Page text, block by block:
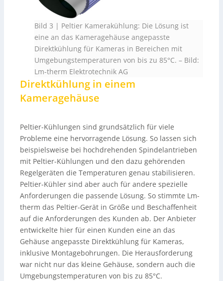
Bild 3 | Peltier Kamerakühlung: Die Lösung ist
eine an das Kameragehäuse angepasste
Direktkühlung für Kameras in Bereichen mit
Umgebungstemperaturen von bis zu 85°C. – Bild:
Lm-therm Elektrotechnik AG
Direktkühlung in einem
Kameragehäuse
Peltier-Kühlungen sind grundsätzlich für viele
Probleme eine hervorragende Lösung. So lassen sich
beispielsweise bei hochdrehenden Spindelantrieben
mit Peltier-Kühlungen und den dazu gehörenden
Regelgeräten die Temperaturen genau stabilisieren.
Peltier-Kühler sind aber auch für andere spezielle
Anforderungen die passende Lösung. So stimmte Lm-
therm das Peltier-Gerät in Größe und Beschaffenheit
auf die Anforderungen des Kunden ab. Der Anbieter
entwickelte hier für einen Kunden eine an das
Gehäuse angepasste Direktkühlung für Kameras,
inklusive Montagebohrungen. Die Herausforderung
war nicht nur das kleine Gehäuse, sondern auch die
Umgebungstemperaturen von bis zu 85°C.